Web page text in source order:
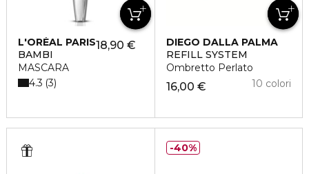
L'ORÉAL PARIS
BAMBI
MASCARA
18,90 €
4.3 3
DIEGO DALLA PALMA
REFILL SYSTEM
Ombretto Perlato
16,00 € 10 colori
40%